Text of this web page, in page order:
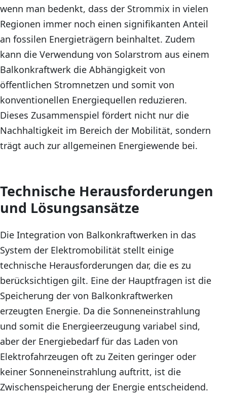
wenn man bedenkt, dass der Strommix in vielen
Regionen immer noch einen signifikanten Anteil
an fossilen Energieträgern beinhaltet. Zudem
kann die Verwendung von Solarstrom aus einem
Balkonkraftwerk die Abhängigkeit von
öffentlichen Stromnetzen und somit von
konventionellen Energiequellen reduzieren.
Dieses Zusammenspiel fördert nicht nur die
Nachhaltigkeit im Bereich der Mobilität, sondern
trägt auch zur allgemeinen Energiewende bei.
Technische Herausforderungen
und Lösungsansätze
Die Integration von Balkonkraftwerken in das
System der Elektromobilität stellt einige
technische Herausforderungen dar, die es zu
berücksichtigen gilt. Eine der Hauptfragen ist die
Speicherung der von Balkonkraftwerken
erzeugten Energie. Da die Sonneneinstrahlung
und somit die Energieerzeugung variabel sind,
aber der Energiebedarf für das Laden von
Elektrofahrzeugen oft zu Zeiten geringer oder
keiner Sonneneinstrahlung auftritt, ist die
Zwischenspeicherung der Energie entscheidend.